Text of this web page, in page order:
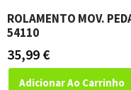
ROLAMENTO MOV.
54110
35,99 €
Adicionar Ao Carrinho